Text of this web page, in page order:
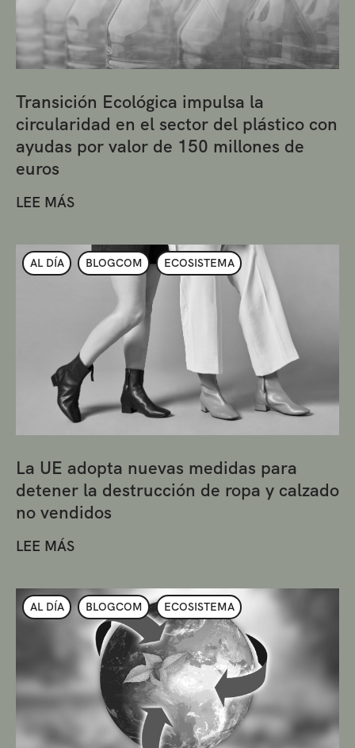
Transición Ecológica impulsa la
circularidad en el sector del plástico con
ayudas por valor de 150 millones de
euros
LEE MÁS
AL DÍA BLOGCOM ECOSISTEMA
La UE adopta nuevas medidas para
detener la destrucción de ropa y calzado
no vendidos
LEE MÁS
AL DÍA BLOGCOM ECOSISTEMA